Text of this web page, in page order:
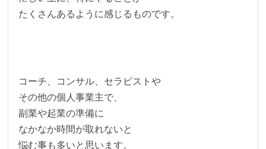
たくさんあるように感じるものです。
コーチ、コンサル、セラピストや
その他の個人事業主で、
副業や起業の準備に
なかなか時間が取れないと
悩む事も多いと思います。